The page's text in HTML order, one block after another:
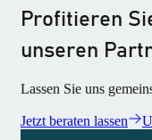
Profitieren
unseren
Lassen Sie uns
Jetzt beraten lassen